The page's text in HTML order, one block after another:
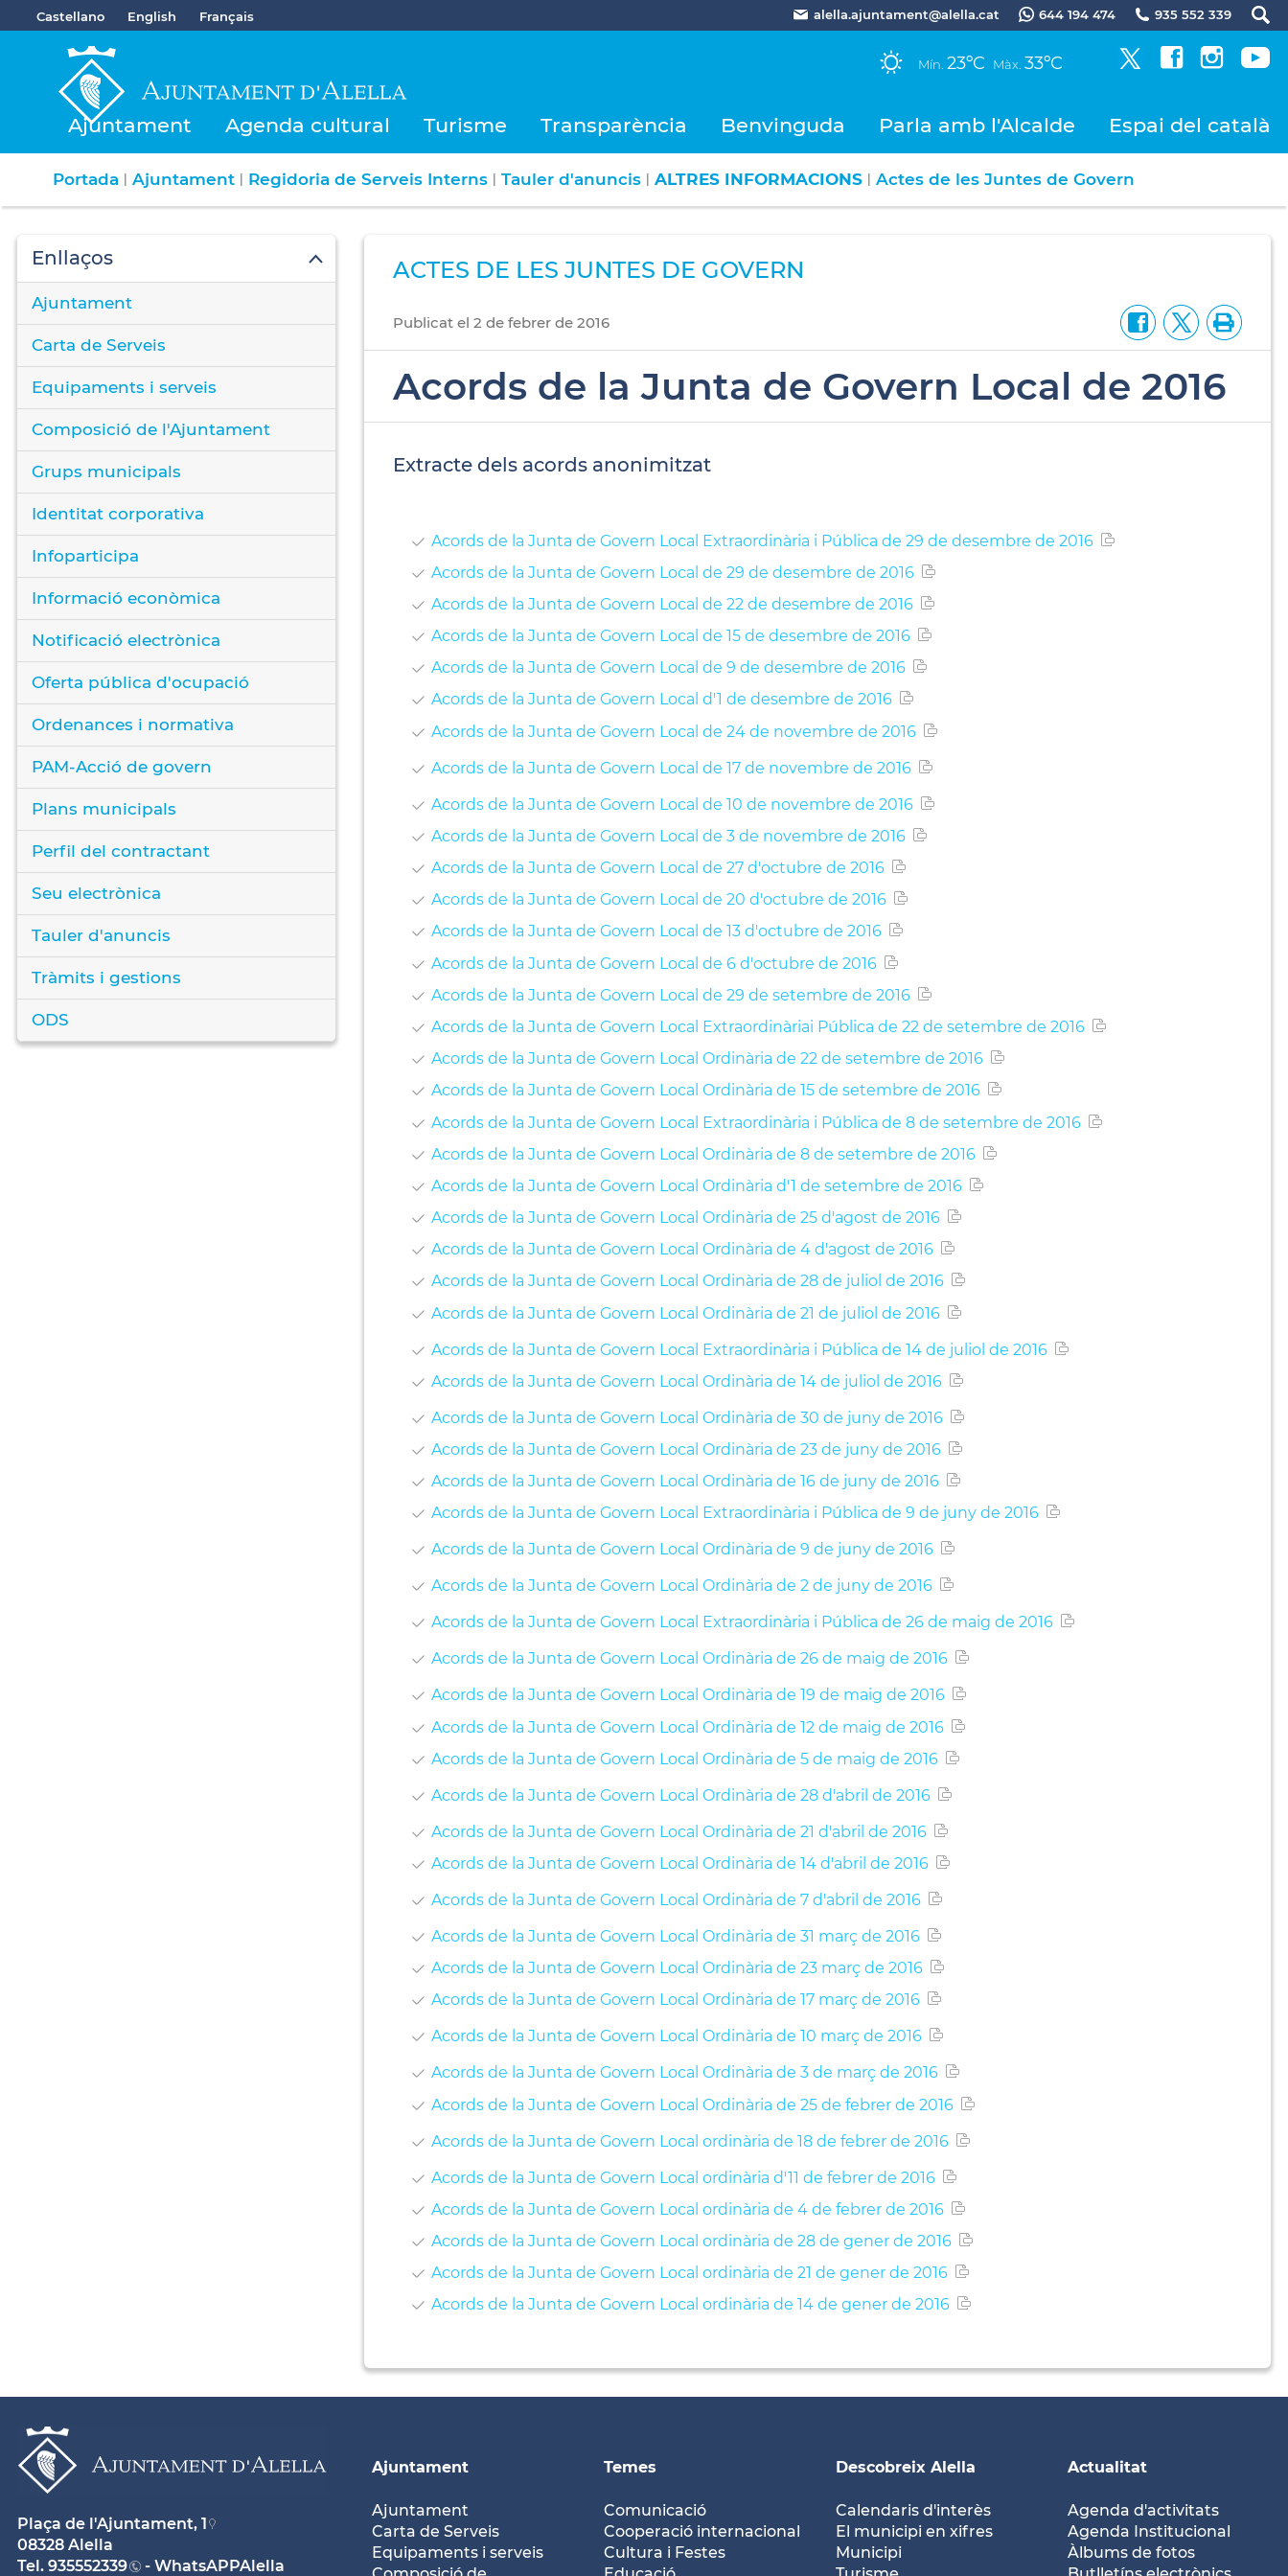
Castellano English Français alella.ajuntament@alella.cat 644 194 474 935 552 339
Mín. 23ºC Màx. 33ºC
Ajuntament Agenda cultural Turisme Transparència Benvinguda Parla amb l'Alcalde Espai del català
Portada | Ajuntament | Regidoria de Serveis Interns | Tauler d'anuncis | ALTRES INFORMACIONS | Actes de les Juntes de Govern
Enllaços
Ajuntament
Carta de Serveis
Equipaments i serveis
Composició de l'Ajuntament
Grups municipals
Identitat corporativa
Infoparticipa
Informació econòmica
Notificació electrònica
Oferta pública d'ocupació
Ordenances i normativa
PAM-Acció de govern
Plans municipals
Perfil del contractant
Seu electrònica
Tauler d'anuncis
Tràmits i gestions
ODS
ACTES DE LES JUNTES DE GOVERN
Publicat el 2 defebrer de2016
Acords de la Junta de Govern Local de 2016
Extracte dels acords anonimitzat
Acords de la Junta de Govern Local Extraordinària i Pública de 29 de desembre de 2016
Acords de la Junta de Govern Local de 29 de desembre de 2016
Acords de la Junta de Govern Local de 22 de desembre de 2016
Acords de la Junta de Govern Local de 15 de desembre de 2016
Acords de la Junta de Govern Local de 9 de desembre de 2016
Acords de la Junta de Govern Local d'1 de desembre de 2016
Acords de la Junta de Govern Local de 24 de novembre de 2016
Acords de la Junta de Govern Local de 17 de novembre de 2016
Acords de la Junta de Govern Local de 10 de novembre de 2016
Acords de la Junta de Govern Local de 3 de novembre de 2016
Acords de la Junta de Govern Local de 27 d'octubre de 2016
Acords de la Junta de Govern Local de 20 d'octubre de 2016
Acords de la Junta de Govern Local de 13 d'octubre de 2016
Acords de la Junta de Govern Local de 6 d'octubre de 2016
Acords de la Junta de Govern Local de 29 de setembre de 2016
Acords de la Junta de Govern Local Extraordinàriai Pública de 22 de setembre de 2016
Acords de la Junta de Govern Local Ordinària de 22 de setembre de 2016
Acords de la Junta de Govern Local Ordinària de 15 de setembre de 2016
Acords de la Junta de Govern Local Extraordinària i Pública de 8 de setembre de 2016
Acords de la Junta de Govern Local Ordinària de 8 de setembre de 2016
Acords de la Junta de Govern Local Ordinària d'1 de setembre de 2016
Acords de la Junta de Govern Local Ordinària de 25 d'agost de 2016
Acords de la Junta de Govern Local Ordinària de 4 d'agost de 2016
Acords de la Junta de Govern Local Ordinària de 28 de juliol de 2016
Acords de la Junta de Govern Local Ordinària de 21 de juliol de 2016
Acords de la Junta de Govern Local Extraordinària i Pública de 14 de juliol de 2016
Acords de la Junta de Govern Local Ordinària de 14 de juliol de 2016
Acords de la Junta de Govern Local Ordinària de 30 de juny de 2016
Acords de la Junta de Govern Local Ordinària de 23 de juny de 2016
Acords de la Junta de Govern Local Ordinària de 16 de juny de 2016
Acords de la Junta de Govern Local Extraordinària i Pública de 9 de juny de 2016
Acords de la Junta de Govern Local Ordinària de 9 de juny de 2016
Acords de la Junta de Govern Local Ordinària de 2 de juny de 2016
Acords de la Junta de Govern Local Extraordinària i Pública de 26 de maig de 2016
Acords de la Junta de Govern Local Ordinària de 26 de maig de 2016
Acords de la Junta de Govern Local Ordinària de 19 de maig de 2016
Acords de la Junta de Govern Local Ordinària de 12 de maig de 2016
Acords de la Junta de Govern Local Ordinària de 5 de maig de 2016
Acords de la Junta de Govern Local Ordinària de 28 d'abril de 2016
Acords de la Junta de Govern Local Ordinària de 21 d'abril de 2016
Acords de la Junta de Govern Local Ordinària de 14 d'abril de 2016
Acords de la Junta de Govern Local Ordinària de 7 d'abril de 2016
Acords de la Junta de Govern Local Ordinària de 31 març de 2016
Acords de la Junta de Govern Local Ordinària de 23 març de 2016
Acords de la Junta de Govern Local Ordinària de 17 març de 2016
Acords de la Junta de Govern Local Ordinària de 10 març de 2016
Acords de la Junta de Govern Local Ordinària de 3 de març de 2016
Acords de la Junta de Govern Local Ordinària de 25 de febrer de 2016
Acords de la Junta de Govern Local ordinària de 18 de febrer de 2016
Acords de la Junta de Govern Local ordinària d'11 de febrer de 2016
Acords de la Junta de Govern Local ordinària de 4 de febrer de 2016
Acords de la Junta de Govern Local ordinària de 28 de gener de 2016
Acords de la Junta de Govern Local ordinària de 21 de gener de 2016
Acords de la Junta de Govern Local ordinària de 14 de gener de 2016
Ajuntament
Ajuntament
Carta de Serveis
Equipaments i serveis
Temes
Comunicació
Cooperació internacional
Cultura i Festes
Descobreix Alella
Calendaris d'interès
El municipi en xifres
Municipi
Actualitat
Agenda d'activitats
Agenda Institucional
Àlbums de fotos
Plaça de l'Ajuntament, 1
08328 Alella
Tel. 935552339 - WhatsAPPAlella